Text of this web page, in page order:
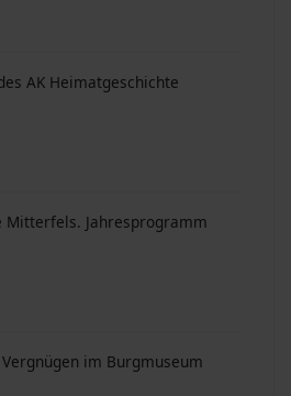
AK Heimatgeschichte
Mitterfels. Jahresprogramm
im Burgmuseum